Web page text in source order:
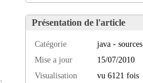
Présentation de l'article
Catégorie
java - sources
Mise a jour
15/07/2010
Visualisation
vu 6121 fois